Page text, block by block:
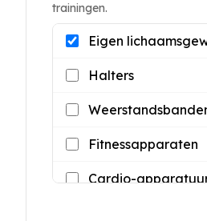
trainingen.
Eigen
Halters
Fitnessapparaten
Cardio-